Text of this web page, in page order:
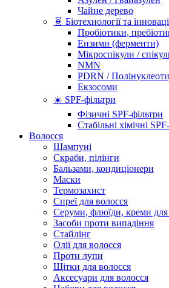
Чайне дерево
🧬 Біотехнології та
Пробіотики,
Ензими (ферменти)
Мікроспікули /
NMN
PDRN /
Екзосоми
☀️ SPF-фільтри
Фізичні SPF-фільтри
Стабільні хімічні
Волосся
Шампуні
Скраби, пілінги
Бальзами, кондиціонери
Маски
Термозахист
Спреї для волосся
Серуми, флюїди, креми для
Засоби проти випадіння
Стайлінг
Олії для волосся
Проти лупи
Щітки для волосся
Аксесуари для волосся